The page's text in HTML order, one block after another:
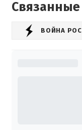
ВОЙНА